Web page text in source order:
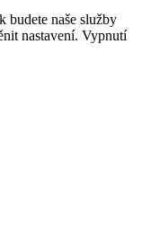
budete naše služby
nastavení. Vypnutí